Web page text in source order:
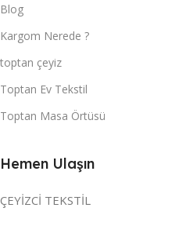
Blog
Kargom Nerede ?
toptan çeyiz
Toptan Ev Tekstil
Toptan Masa Örtüsü
Hemen Ulaşın
ÇEYİZCİ TEKSTİL